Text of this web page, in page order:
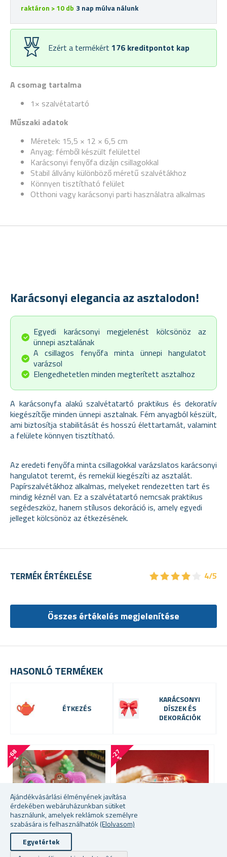
Ajándékvásárlási élményének javítása
érdekében webáruházunkban sütiket
használunk, amelyek reklámok személyre
szabására is felhasználhatók (Elolvasom)
Egyetértek
A csomag tartalma
1× szalvétatartó
Műszaki adatok
Méretek: 15,5 × 12 × 6,5 cm
Anyag: fémből készült felülettel
Karácsonyi fenyőfa dizájn csillagokkal
Stabil állvány különböző méretű szalvétákhoz
Könnyen tisztítható felület
Otthoni vagy karácsonyi parti használatra alkalmas
raktáron > 10 db 3 nap múlva nálunk
Ezért a termékért 176 kreditpontot kap
Karácsonyi elegancia az asztalodon!
Egyedi karácsonyi megjelenést kölcsönöz az
ünnepi asztalának
A csillagos fenyőfa minta ünnepi hangulatot
varázsol
Elengedhetetlen minden megterített asztalhoz
A karácsonyfa alakú szalvétatartó praktikus és dekoratív
kiegészítője minden ünnepi asztalnak. Fém anyagból készült,
ami biztosítja stabilitását és hosszú élettartamát, valamint
a felülete könnyen tisztítható.
Az eredeti fenyőfa minta csillagokkal varázslatos karácsonyi
hangulatot teremt, és remekül kiegészíti az asztalát.
Papírszalvétákhoz alkalmas, melyeket rendezetten tart és
mindig kéznél van. Ez a szalvétatartó nemcsak praktikus
segédeszköz, hanem stílusos dekoráció is, amely egyedi
jelleget kölcsönöz az étkezésének.
HASONLÓ TERMÉKEK
ÉTKEZÉS
KARÁCSONYI
DÍSZEK ÉS
DEKORÁCIÓK
-
6
8
% -
2
7
%
TERMÉK ÉRTÉKELÉSE ★★★★
★★★★ 4/5
Összes értékelés megjelenítése